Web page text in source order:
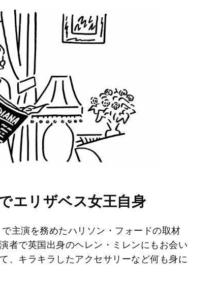
M
u
t
エリザベス女王自身
主演を務めたハリソン・フォードの取材
者で英国出身のヘレン・ミレンにもお会い
、キラキラしたアクセサリーなど何も身に